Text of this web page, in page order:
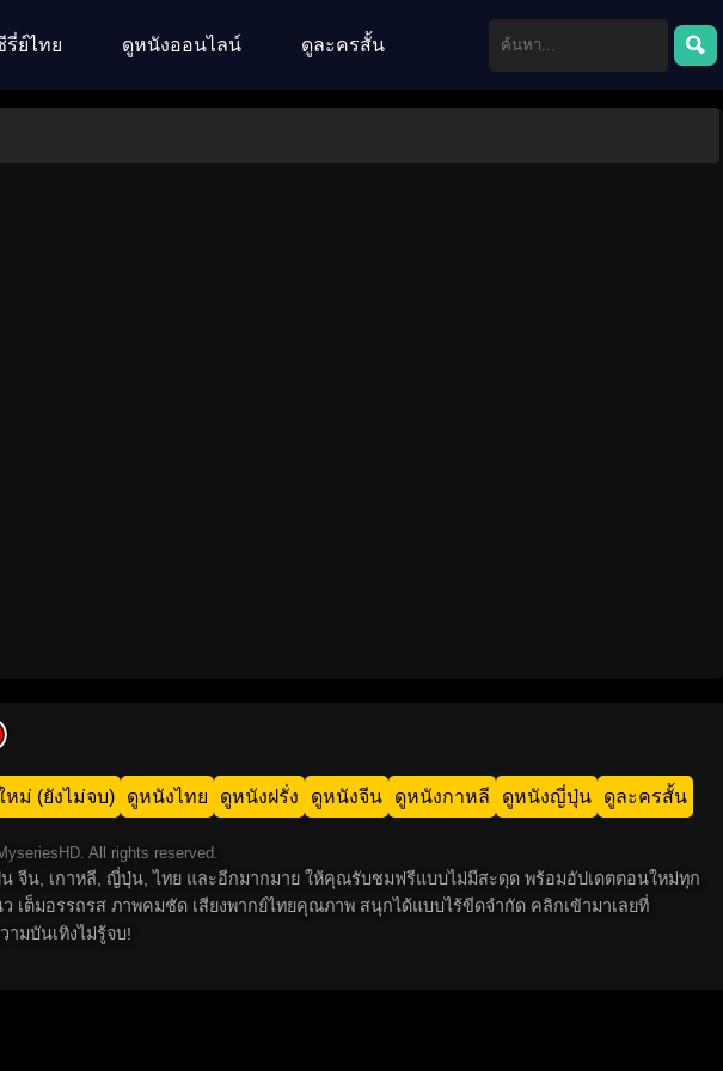
รี่ย์ไทย ดูหนังออนไลน์ ดูละครสั้น
หม่ (ยังไม่จบ) ดูหนังไทย ดูหนังฝรั่ง ดูหนังจีน ดูหนังกาหลี ดูหนังญี่ปุ่น ดูละครสั้น
All rights reserved.
จีน, เกาหลี, ญี่ปุ่น, ไทย และอีกมากมาย ให้คุณรับชมฟรีแบบไม่มีสะดุด พร้อมอัปเดตตอนใหม่ทุก
ต็มอรรถรส ภาพคมชัด เสียงพากย์ไทยคุณภาพ สนุกได้แบบไร้ขีดจำกัด คลิกเข้ามาเลยที่
ามบันเทิงไม่รู้จบ!